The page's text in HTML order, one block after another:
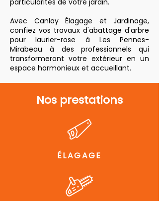
particularités de votre jardin.
Avec Canlay Élagage et Jardinage,
confiez vos travaux d'abattage d'arbre
pour laurier-rose à Les Pennes-
Mirabeau à des professionnels qui
transformeront votre extérieur en un
espace harmonieux et accueillant.
Nos prestations
ÉLAGAGE